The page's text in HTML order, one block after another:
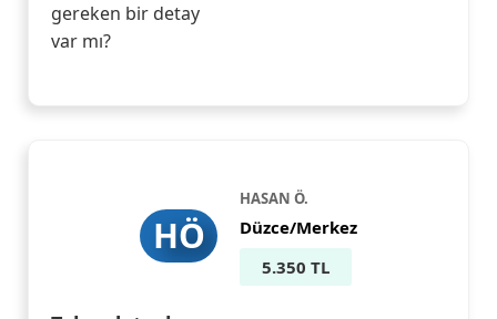
gereken bir detay
var mı?
HÖ
HASAN Ö.
Düzce/Merkez
5.350 TL